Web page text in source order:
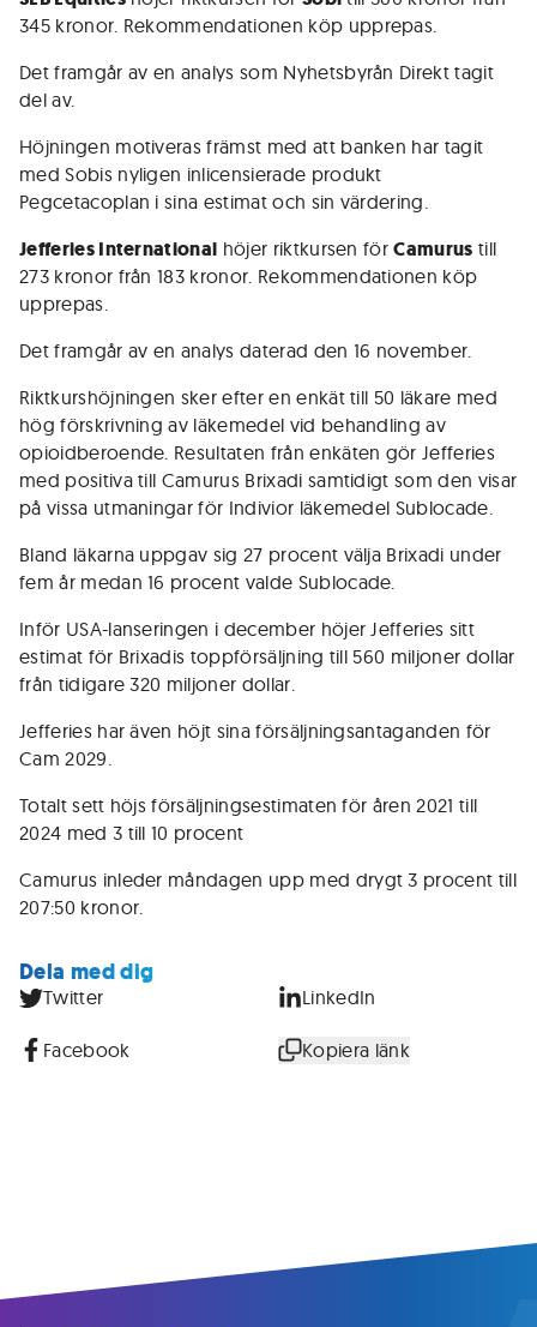
345 kronor. Rekommendationen köp upprepas.
Det framgår av en analys som Nyhetsbyrån Direkt tagit
del av.
Höjningen motiveras främst med att banken har tagit
med Sobis nyligen inlicensierade produkt
Pegcetacoplan i sina estimat och sin värdering.
Jefferies International höjer riktkursen förCamurus till
273 kronor från 183 kronor. Rekommendationen köp
upprepas.
Det framgår av en analys daterad den 16 november.
Riktkurshöjningen sker efter en enkät till 50 läkare med
hög förskrivning av läkemedel vid behandling av
opioidberoende. Resultaten från enkäten gör Jefferies
med positiva till Camurus Brixadi samtidigt som den visar
på vissa utmaningar för Indivior läkemedel Sublocade.
Bland läkarna uppgav sig 27 procent välja Brixadi under
fem år medan 16 procent valde Sublocade.
Inför USA-lanseringen i december höjer Jefferies sitt
estimat för Brixadis toppförsäljning till 560 miljoner dollar
från tidigare 320 miljoner dollar.
Jefferies har även höjt sina försäljningsantaganden för
Cam 2029.
Totalt sett höjs försäljningsestimaten för åren 2021 till
2024 med 3 till 10 procent
Camurus inleder måndagen upp med drygt 3 procent till
207:50 kronor.
Dela med dig
Twitter LinkedIn
Facebook Kopiera länk